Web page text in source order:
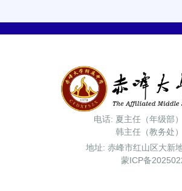
电话: 夏主任（年级部
韩主任（教务处
地址: 赤峰市红山区大新
蒙ICP备